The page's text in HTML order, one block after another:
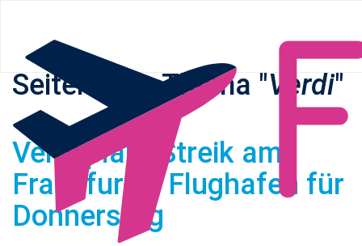
Seiten zum Thema "Verdi"
Verdi plant Streik am
Frankfurter Flughafen für
Donnerstag